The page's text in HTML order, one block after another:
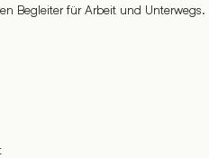
Begleiter für Arbeit und Unterwegs.